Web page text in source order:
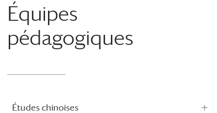
Équipes
pédagogiques
Études chinoises